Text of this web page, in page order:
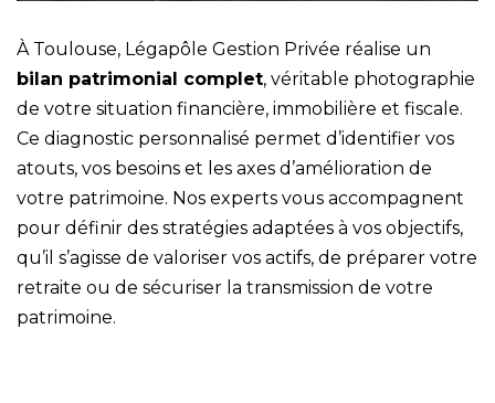
À Toulouse, Légapôle Gestion Privée réalise un
bilan patrimonial complet, véritable photographie
de votre situation financière, immobilière et fiscale.
Ce diagnostic personnalisé permet d’identifier vos
atouts, vos besoins et les axes d’amélioration de
votre patrimoine. Nos experts vous accompagnent
pour définir des stratégies adaptées à vos objectifs,
qu’il s’agisse de valoriser vos actifs, de préparer votre
retraite ou de sécuriser la transmission de votre
patrimoine.